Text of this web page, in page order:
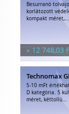
Besurranó
korlátozott
kompakt méret,...
» 12 748,03
Technomax
5-10 mFt
D kategória. 5
méret, kéttollú...